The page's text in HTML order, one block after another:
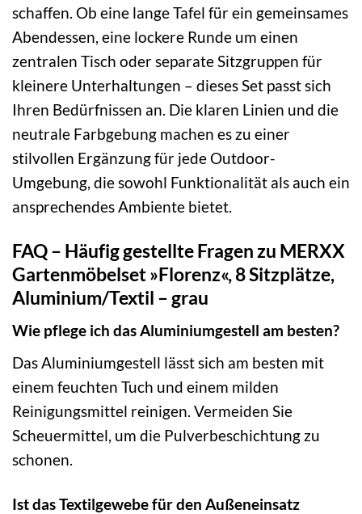
schaffen. Ob eine lange Tafel für ein gemeinsames
Abendessen, eine lockere Runde um einen
zentralen Tisch oder separate Sitzgruppen für
kleinere Unterhaltungen – dieses Set passt sich
Ihren Bedürfnissen an. Die klaren Linien und die
neutrale Farbgebung machen es zu einer
stilvollen Ergänzung für jede Outdoor-
Umgebung, die sowohl Funktionalität als auch ein
ansprechendes Ambiente bietet.
FAQ – Häufig gestellte Fragen zu MERXX
Gartenmöbelset »Florenz«, 8 Sitzplätze,
Aluminium/Textil – grau
Wie pflege ich das Aluminiumgestell am besten?
Das Aluminiumgestell lässt sich am besten mit
einem feuchten Tuch und einem milden
Reinigungsmittel reinigen. Vermeiden Sie
Scheuermittel, um die Pulverbeschichtung zu
schonen.
Ist das Textilgewebe für den Außeneinsatz